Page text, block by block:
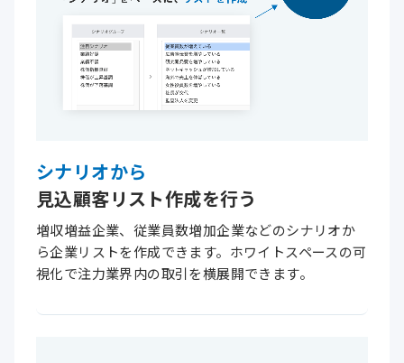
シナリオから
見込顧客リスト作成を行う
増収増益企業、従業員数増加企業などのシナリオか
ら企業リストを作成できます。ホワイトスペースの可
視化で注力業界内の取引を横展開できます。